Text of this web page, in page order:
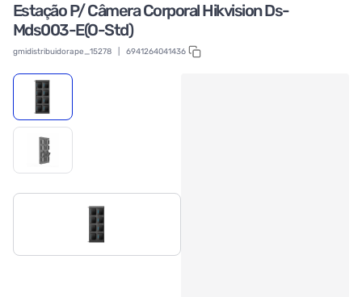
Estação P/ Câmera Corporal Hikvision Ds-
Mds003-E(O-Std)
gmidistribuidorape_15278 6941264041436